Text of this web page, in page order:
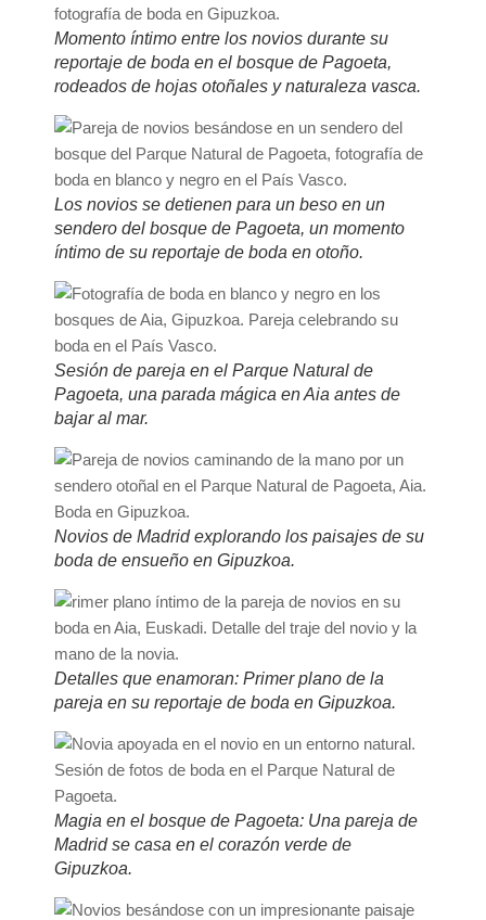
Momento íntimo entre los novios durante su
reportaje de boda en el bosque de Pagoeta,
rodeados de hojas otoñales y naturaleza vasca.
Los novios se detienen para un beso en un
sendero del bosque de Pagoeta, un momento
íntimo de su reportaje de boda en otoño.
Sesión de pareja en el Parque Natural de
Pagoeta, una parada mágica en Aia antes de
bajar al mar.
Novios de Madrid explorando los paisajes de su
boda de ensueño en Gipuzkoa.
Detalles que enamoran: Primer plano de la
pareja en su reportaje de boda en Gipuzkoa.
Magia en el bosque de Pagoeta: Una pareja de
Madrid se casa en el corazón verde de
Gipuzkoa.